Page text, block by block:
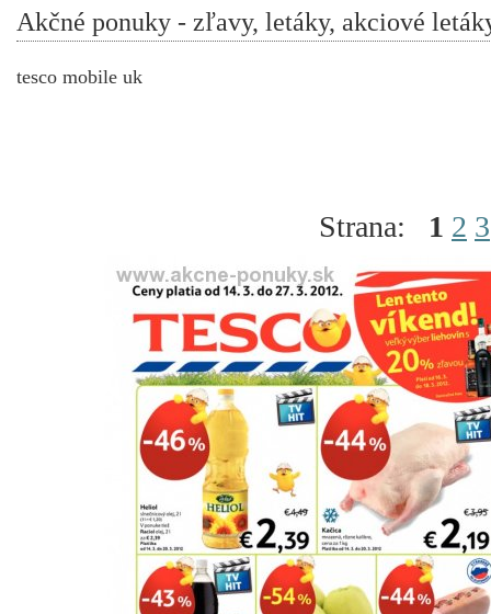
Akčné ponuky - zľavy, letáky, akciové
tesco mobile uk
Strana: 1 2 3